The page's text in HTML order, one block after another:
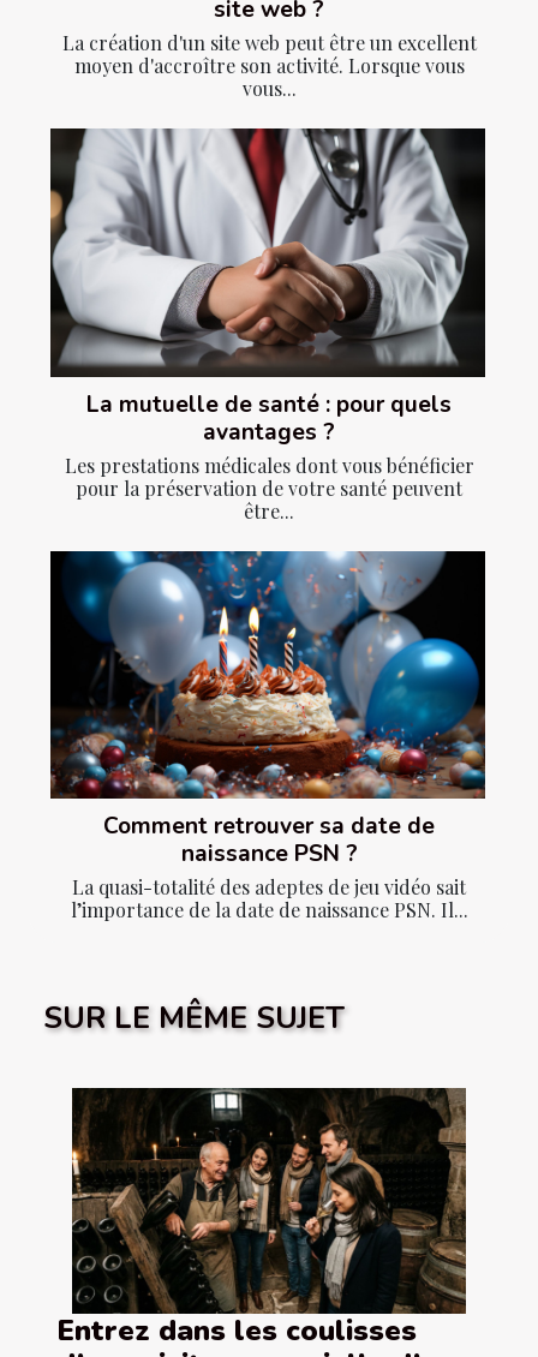
site web ?
La création d'un site web peut être un excellent
moyen d'accroître son activité. Lorsque vous
vous...
La mutuelle de santé : pour quels
avantages ?
Les prestations médicales dont vous bénéficier
pour la préservation de votre santé peuvent
être...
Comment retrouver sa date de
naissance PSN ?
La quasi-totalité des adeptes de jeu vidéo sait
l’importance de la date de naissance PSN. Il...
SUR LE MÊME SUJET
Entrez dans les coulisses